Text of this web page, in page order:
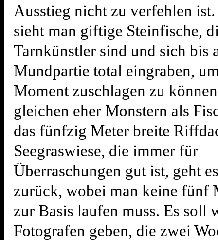
Ausstieg nicht zu verfehlen
sieht man giftige Steinfische,
Tarnkünstler sind und sich bis
Mundpartie total eingraben,
Moment zuschlagen zu
gleichen eher Monstern als
das fünfzig Meter breite
Seegraswiese, die immer für
Überraschungen gut ist, geht
zurück, wobei man keine fünf
zur Basis laufen muss. Es soll
Fotografen geben, die zwei